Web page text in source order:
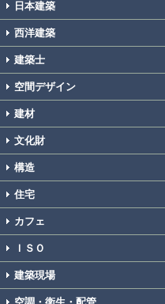
日本建築
西洋建築
建築士
空間デザイン
建材
文化財
構造
住宅
カフェ
ＩＳＯ
建築現場